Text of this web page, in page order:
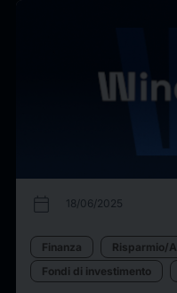
calendar_today 18/06/2025
Finanza
Risparmio/
Fondi di investimento